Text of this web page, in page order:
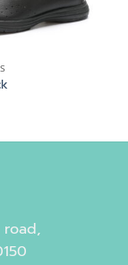
road,